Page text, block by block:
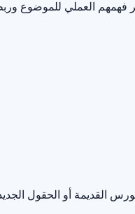
فهمهم العملي للموضوع
القديمة أو الحقول